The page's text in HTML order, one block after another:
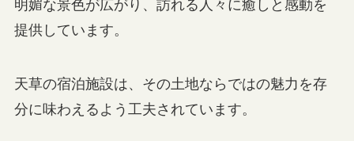
明媚な景色が広がり、訪れる人々に癒しと感動を
提供しています。
天草の宿泊施設は、その土地ならではの魅力を存
分に味わえるよう工夫されています。